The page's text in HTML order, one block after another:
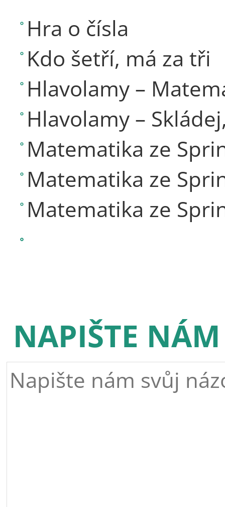
Hra o čísla
Kdo šetří, má za tři
Hlavolamy –
Hlavolamy –
Matematika ze
Matematika ze
Matematika ze
NAPIŠTE NÁM